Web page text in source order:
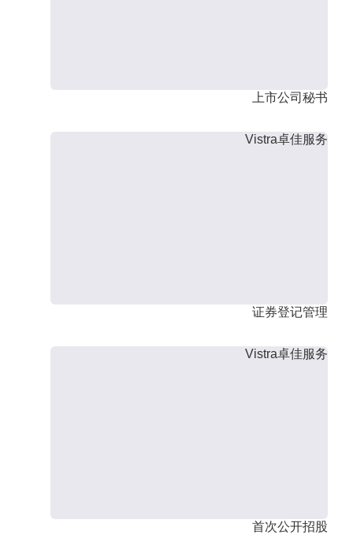
上市公司秘书
Vistra卓佳服务
证券登记管理
Vistra卓佳服务
首次公开招股